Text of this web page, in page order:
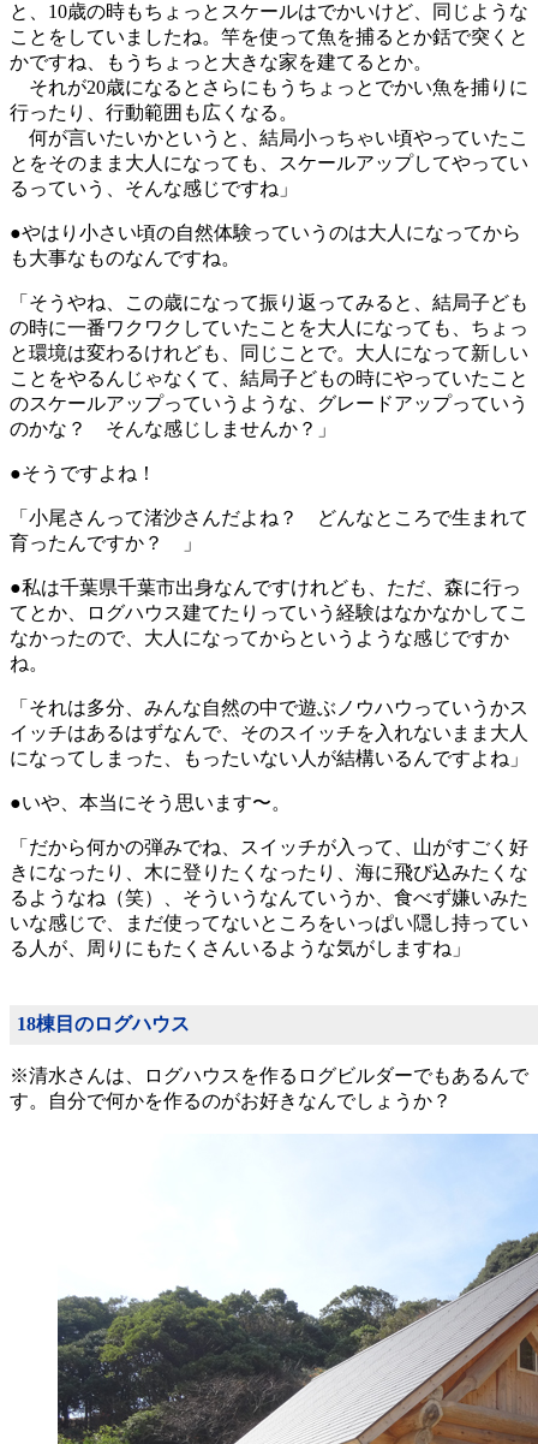
と、10歳の時もちょっとスケールはでかいけど、同じような
ことをしていましたね。竿を使って魚を捕るとか銛で突くと
かですね、もうちょっと大きな家を建てるとか。
それが20歳になるとさらにもうちょっとでかい魚を捕りに
行ったり、行動範囲も広くなる。
何が言いたいかというと、結局小っちゃい頃やっていたこ
とをそのまま大人になっても、スケールアップしてやってい
るっていう、そんな感じですね」
●やはり小さい頃の自然体験っていうのは大人になってから
も大事なものなんですね。
「そうやね、この歳になって振り返ってみると、結局子ども
の時に一番ワクワクしていたことを大人になっても、ちょっ
と環境は変わるけれども、同じことで。大人になって新しい
ことをやるんじゃなくて、結局子どもの時にやっていたこと
のスケールアップっていうような、グレードアップっていう
のかな？ そんな感じしませんか？」
●そうですよね！
「小尾さんって渚沙さんだよね？ どんなところで生まれて
育ったんですか？ 」
●私は千葉県千葉市出身なんですけれども、ただ、森に行っ
てとか、ログハウス建てたりっていう経験はなかなかしてこ
なかったので、大人になってからというような感じですか
ね。
「それは多分、みんな自然の中で遊ぶノウハウっていうかス
イッチはあるはずなんで、そのスイッチを入れないまま大人
になってしまった、もったいない人が結構いるんですよね」
●いや、本当にそう思います〜。
「だから何かの弾みでね、スイッチが入って、山がすごく好
きになったり、木に登りたくなったり、海に飛び込みたくな
るようなね（笑）、そういうなんていうか、食べず嫌いみた
いな感じで、まだ使ってないところをいっぱい隠し持ってい
る人が、周りにもたくさんいるような気がしますね」
18棟目のログハウス
※清水さんは、ログハウスを作るログビルダーでもあるんで
す。自分で何かを作るのがお好きなんでしょうか？